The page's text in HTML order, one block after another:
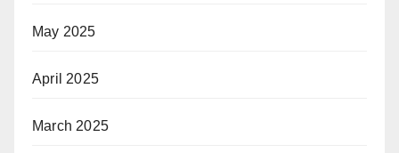
May 2025
April 2025
March 2025